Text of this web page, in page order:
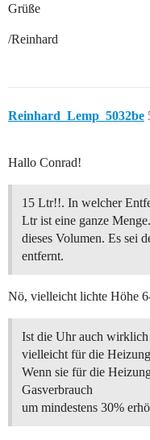
Grüße
/Reinhard
Reinhard_Lemp_5032be
Hallo Conrad!
15 Ltr!!. In welcher
Ltr ist eine ganze
dieses Volumen. Es sei
entfernt.
Nö, vielleicht lichte Höhe
Ist die Uhr auch wirklich
vielleicht für die
Wenn sie für die
Gasverbrauch
um mindestens 30%